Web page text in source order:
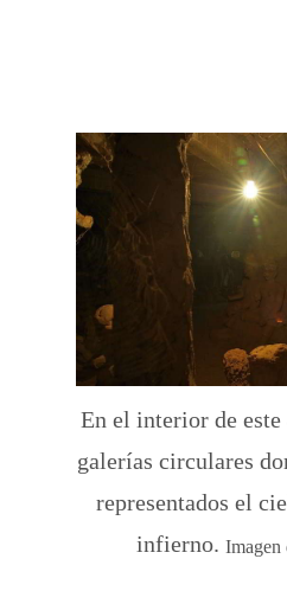
En el interior de este
galerías circulares
representados el
infierno. Imagen